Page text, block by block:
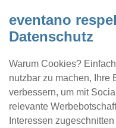
eventano
Datenschutz
Warum Cookies?
nutzbar zu machen, Ihre
verbessern, um mit
relevante
Interessen
Kontakt